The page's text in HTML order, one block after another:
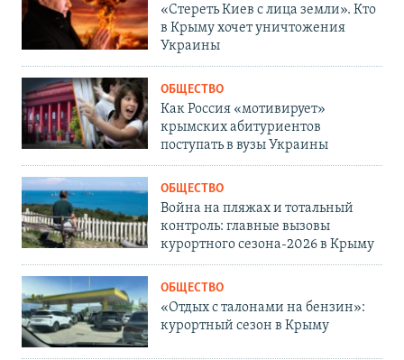
«Стереть Киев с лица земли». Кто
в Крыму хочет уничтожения
Украины
ОБЩЕСТВО
Как Россия «мотивирует»
крымских абитуриентов
поступать в вузы Украины
ОБЩЕСТВО
Война на пляжах и тотальный
контроль: главные вызовы
курортного сезона-2026 в Крыму
ОБЩЕСТВО
«Отдых с талонами на бензин»:
курортный сезон в Крыму